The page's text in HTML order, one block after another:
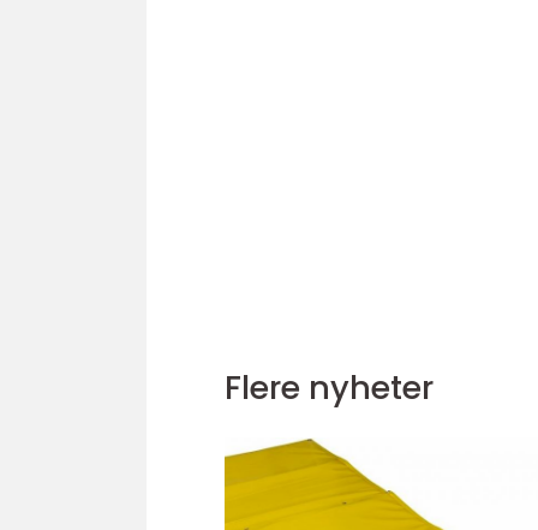
Flere nyheter